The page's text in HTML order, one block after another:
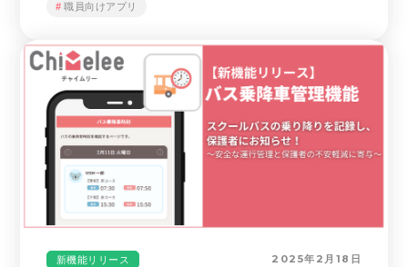
職員向けアプリ
新機能リリース 2025年2月18日